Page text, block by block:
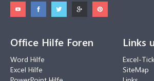
Office Hilfe Foren
Word Hilfe
Excel Hilfe
Links
Excel-
SiteMap